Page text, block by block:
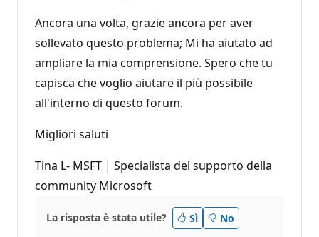
Ancora una volta, grazie ancora per aver
sollevato questo problema; Mi ha aiutato ad
ampliare la mia comprensione. Spero che tu
capisca che voglio aiutare il più possibile
all'interno di questo forum.
Migliori saluti
Tina L- MSFT | Specialista del supporto della
community Microsoft
La risposta è stata utile? Sì No